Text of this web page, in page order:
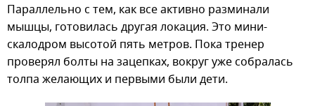
Параллельно с тем, как все активно разминали
мышцы, готовилась другая локация. Это мини-
скалодром высотой пять метров. Пока тренер
проверял болты на зацепках, вокруг уже собралась
толпа желающих и первыми были дети.